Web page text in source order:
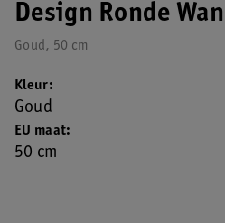
Design Ronde
Goud, 50 cm
EU maat
50 cm
Kleur
Goud